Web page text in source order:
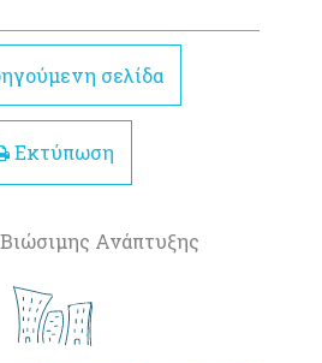
σελίδα
Εκτύπωση
Ανάπτυξης